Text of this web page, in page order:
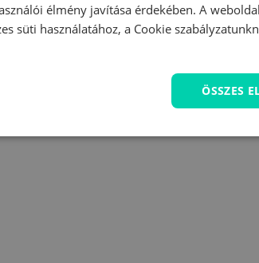
élmény javítása érdekében. A
süti használatához, a Cookie
ÖSSZES